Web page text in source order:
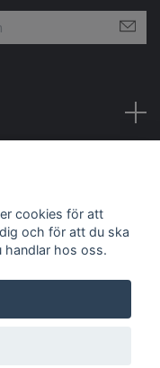
Gotland
cookies för att
och för att du ska
handlar hos oss.